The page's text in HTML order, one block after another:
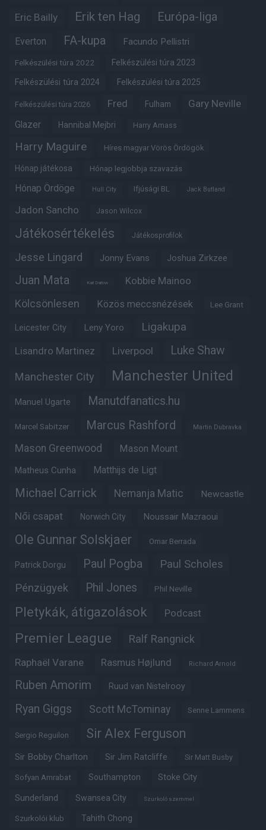
Eric Bailly Erik ten Hag Európa-liga
Everton FA-kupa Facundo Pellistri
Felkészülési túra 2022 Felkészülési túra 2023
Felkészülési túra 2024 Felkészülési túra 2025
Felkészülési túra 2026 Fred Fulham Gary Neville
Glazer Hannibal Mejbri Harry Amass
Harry Maguire Híres magyar Vörös Ördögök
Hónap játékosa Hónap legjobbja szavazás
Hónap Ördöge Hull City Ifjúsági BL Jack Butland
Jadon Sancho Jason Wilcox
Játékosértékelés Játékosprofilok
Jesse Lingard Jonny Evans Joshua Zirkzee
Juan Mata Karl Darlow Kobbie Mainoo
Kölcsönlesen Közös meccsnézések Lee Grant
Leicester City Leny Yoro Ligakupa
Lisandro Martinez Liverpool Luke Shaw
Manchester City Manchester United
Manuel Ugarte Manutdfanatics.hu
Marcel Sabitzer Marcus Rashford Martin Dubravka
Mason Greenwood Mason Mount
Matheus Cunha Matthijs de Ligt
Michael Carrick Nemanja Matic Newcastle
Női csapat Norwich City Noussair Mazraoui
Ole Gunnar Solskjaer Omar Berrada
Patrick Dorgu Paul Pogba Paul Scholes
Pénzügyek Phil Jones Phil Neville
Pletykák, átigazolások Podcast
Premier League Ralf Rangnick
Raphaël Varane Rasmus Højlund Richard Arnold
Ruben Amorim Ruud van Nistelrooy
Ryan Giggs Scott McTominay Senne Lammens
Sergio Reguilon Sir Alex Ferguson
Sir Bobby Charlton Sir Jim Ratcliffe Sir Matt Busby
Sofyan Amrabat Southampton Stoke City
Sunderland Swansea City Szurkoló szemmel
Szurkolói klub Tahith Chong